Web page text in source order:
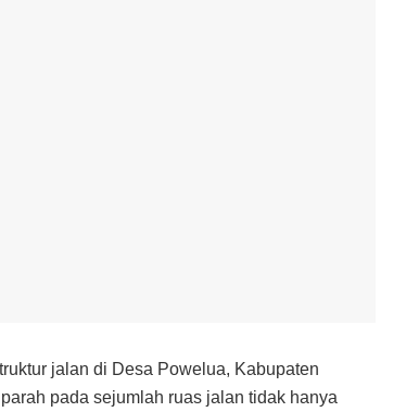
jalan di Desa Powelua, Kabupaten
pada sejumlah ruas jalan tidak hanya